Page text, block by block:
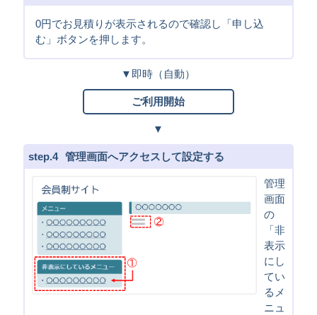
0円でお見積りが表示されるので確認し「申し込
む」ボタンを押します。
即時（自動）
ご利用開始
4 管理画面へアクセスして設定する
管理
画面
の
「非
表示
にし
てい
るメ
ニュ